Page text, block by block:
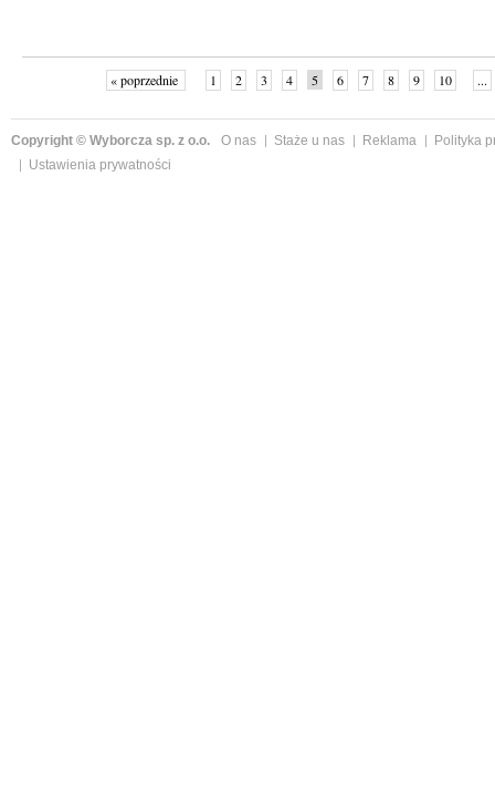
« poprzednie 1 2 3 4 5 6 7 8 9 10 ...
Copyright © Wyborcza sp. z o.o. O nas Staże u nas Reklama
Polityka
Ustawienia prywatności